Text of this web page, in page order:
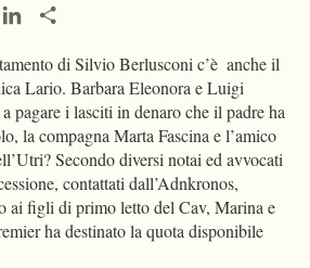
ThreadsLinkedIn
di Silvio Berlusconi c’è anche il
Lario. Barbara Eleonora e Luigi
pagare i lasciti in denaro che il padre ha
la compagna Marta Fascina e l’amico
Secondo diversi notai ed avvocati
contattati dall’Adnkronos,
ai figli di primo letto del Cav, Marina e
ha destinato la quota disponibile